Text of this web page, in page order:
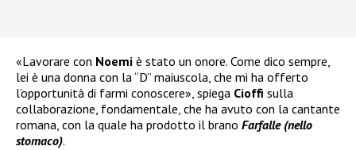
«Lavorare con Noemi è stato un onore. Come dico sempre,
lei è una donna con la “D” maiuscola, che mi ha offerto
l’opportunità di farmi conoscere», spiega Cioffi sulla
collaborazione, fondamentale, che ha avuto con la cantante
romana, con la quale ha prodotto il brano Farfalle (nello
stomaco).